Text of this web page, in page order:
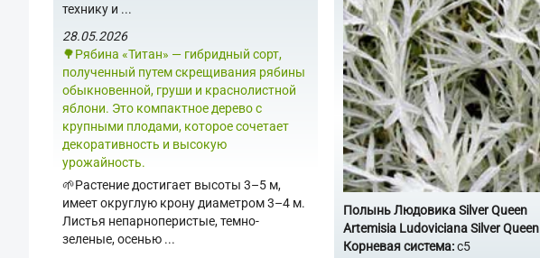
технику и ...
28.05.2026
🌳Рябина «Титан» — гибридный сорт,
полученный путем скрещивания рябины
обыкновенной, груши и краснолистной
яблони. Это компактное дерево с
крупными плодами, которое сочетает
декоративность и высокую
урожайность.
🌱Растение достигает высоты 3–5 м,
имеет округлую крону диаметром 3–4 м.
Листья непарноперистые, темно-
зеленые, осенью ...
Полынь Людовика Silver Queen
Artemisia Ludoviciana Silver Queen
Корневая система:с5